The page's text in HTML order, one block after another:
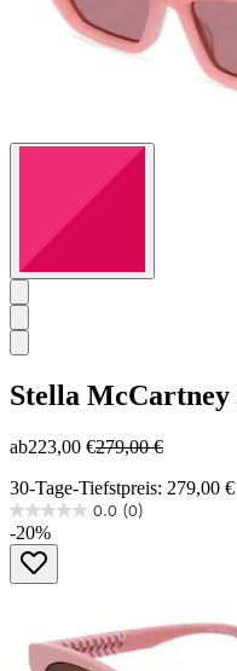
Stella McCartney
ab223,00 €279,00 €
30-Tage-Tiefstpreis: 279,00 €
0.0 (0)
0.0
von
Sternen.
-20%